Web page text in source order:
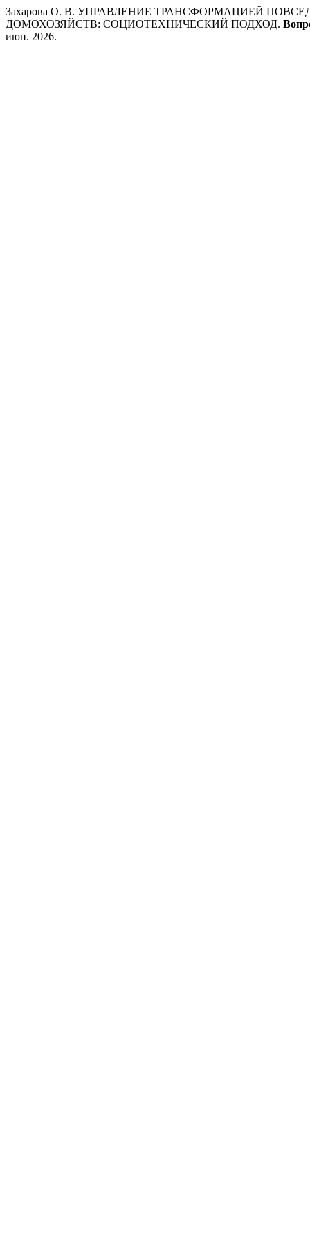
Захарова О. В. УПРАВЛЕНИЕ ТРАНСФОРМАЦИЕЙ
ДОМОХОЗЯЙСТВ: СОЦИОТЕХНИЧЕСКИЙ ПОДХОД.
июн. 2026.